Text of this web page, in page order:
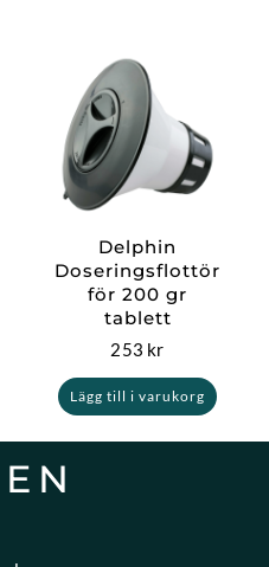
Delphin
Doseringsflottör
för 200 gr
tablett
253 kr
Lägg till i varukorg